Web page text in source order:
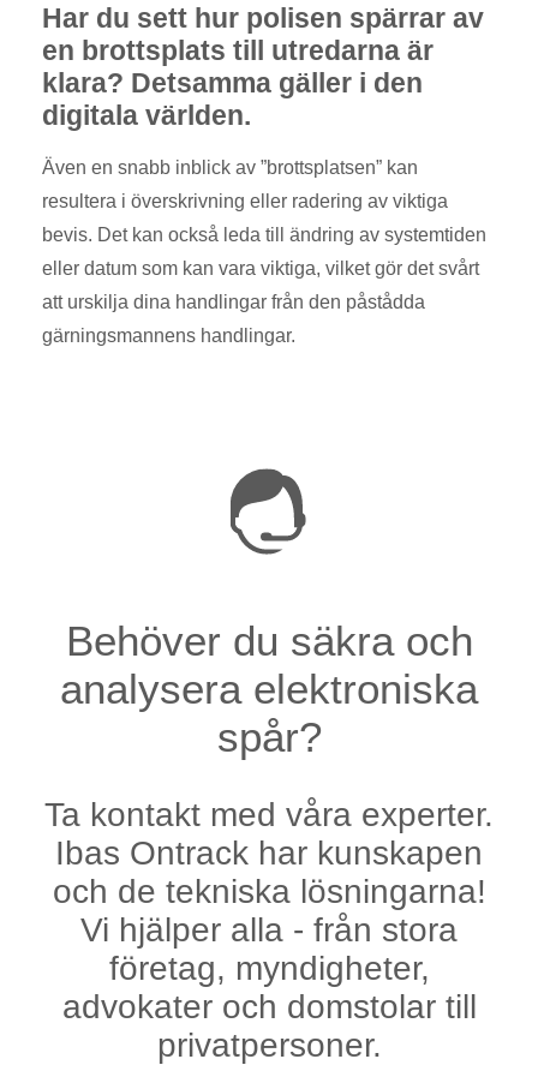
Har du sett hur polisen spärrar av
en brottsplats till utredarna är
klara? Detsamma gäller i den
digitala världen.
Även en snabb inblick av ”brottsplatsen” kan
resultera i överskrivning eller radering av viktiga
bevis. Det kan också leda till ändring av systemtiden
eller datum som kan vara viktiga, vilket gör det svårt
att urskilja dina handlingar från den påstådda
gärningsmannens handlingar.
Behöver du säkra och
analysera elektroniska
spår?
Ta kontakt med våra experter.
Ibas Ontrack har kunskapen
och de tekniska lösningarna!
Vi hjälper alla - från stora
företag, myndigheter,
advokater och domstolar till
privatpersoner.